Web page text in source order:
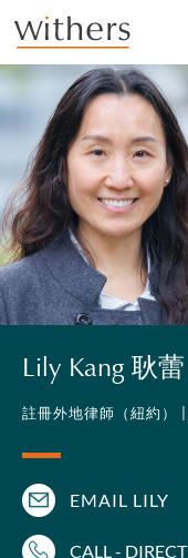
Skip to main content
Lily Kang 耿蕾
註冊外地律師（紐約） |
EMAIL LILY
CALL - DIRECT